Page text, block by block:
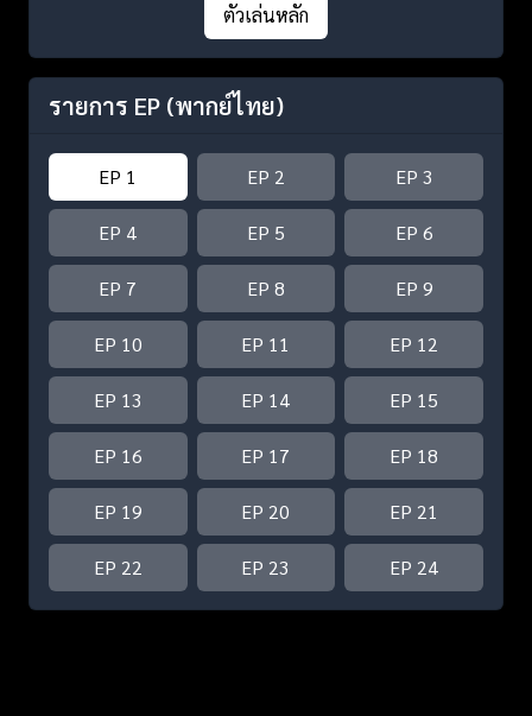
ตัวเล่นหลัก
รายการ EP (พากย์ไทย)
EP 1 EP 2 EP 3
EP 4 EP 5 EP 6
EP 7 EP 8 EP 9
EP 10 EP 11 EP 12
EP 13 EP 14 EP 15
EP 16 EP 17 EP 18
EP 19 EP 20 EP 21
EP 22 EP 23 EP 24